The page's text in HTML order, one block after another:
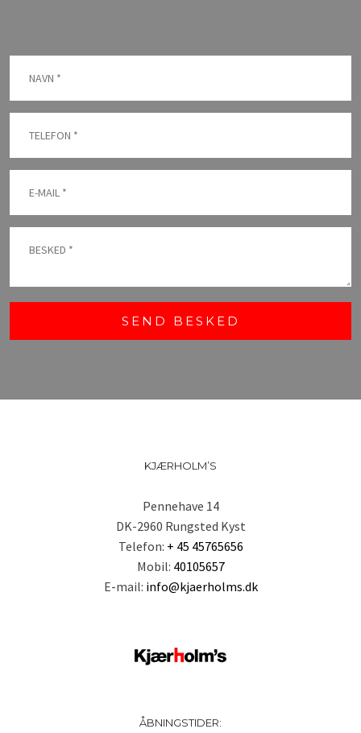
KJÆRHOLM’S
Pennehave 14
DK-2960 Rungsted Kyst
Telefon: + 45 45765656
Mobil: 40105657
E-mail: info@kjaerholms.dk
ÅBNINGSTIDER: